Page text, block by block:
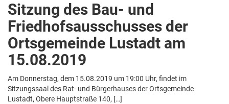
Sitzung des Bau- und
Friedhofsausschusses der
Ortsgemeinde Lustadt am
15.08.2019
Am Donnerstag, dem 15.08.2019 um 19:00 Uhr, findet im
Sitzungssaal des Rat- und Bürgerhauses der Ortsgemeinde
Lustadt, Obere Hauptstraße 140, […]